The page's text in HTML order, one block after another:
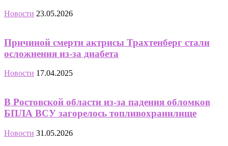
Новости 23.05.2026
Причиной смерти актрисы Трахтенберг стали
осложнения из-за диабета
Новости 17.04.2025
В Ростовской области из-за падения обломков
БПЛА ВСУ загорелось топливохранилище
Новости 31.05.2026